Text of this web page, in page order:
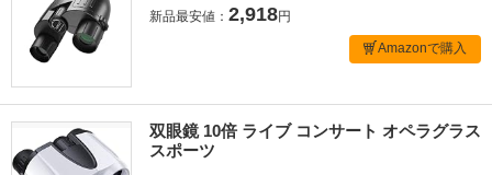
新品最安値： 2,918円
Amazonで購入
双眼鏡 10倍 ライブ コンサート オペラグラス
スポーツ